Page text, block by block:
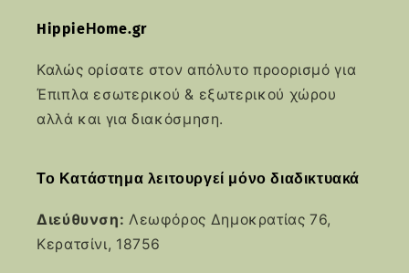
HippieΗome.gr
Καλώς ορίσατε στον απόλυτο προορισμό για
Έπιπλα εσωτερικού & εξωτερικού χώρου
αλλά και για διακόσμηση.
Το Κατάστημα λειτουργεί μόνο διαδικτυακά
Διεύθυνση: Λεωφόρος Δημοκρατίας 76,
Κερατσίνι, 18756